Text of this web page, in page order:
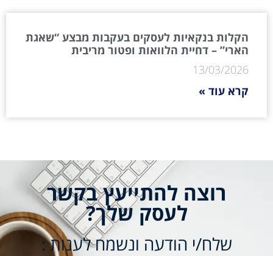
הקלות בנקאיות לעסקים בעקבות מבצע “שאגת
הארי” – דחיית הלוואות ופטור מריבית
13/03/2026
קרא עוד »
רוצה להתייעץ בקשר
לעסק שלך?
שלח/י הודעה ונשמח לענות :